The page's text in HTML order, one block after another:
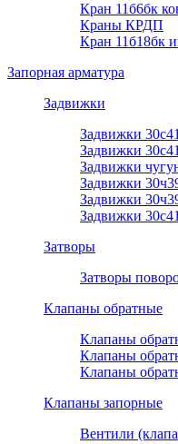
Кран 11б6бк
Краны КРДП
Кран 11б18бк
Запорная арматура
Задвижки
Задвижки
Задвижки
Задвижки
Задвижки
Задвижки
Задвижки
Затворы
Затворы
Клапаны обратные
Клапаны
Клапаны
Клапаны
Клапаны запорные
Вентили